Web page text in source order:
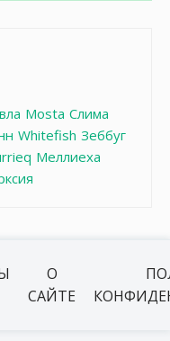
Mosta Слима
Whitefish Зеббуг
Меллиеха
О
САЙТЕ